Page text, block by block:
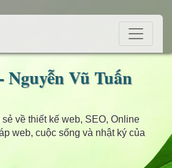
Nguyễn Vũ Tuấn
về thiết kế web, SEO, Online
web, cuộc sống và nhật ký của